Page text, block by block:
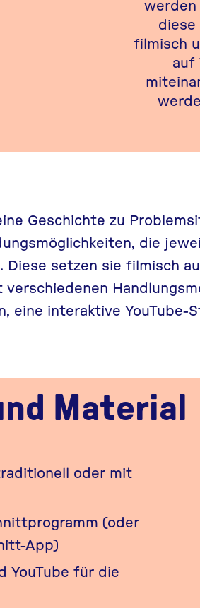
werden
diese
filmisch
auf
Geschichte zu
die
setzen sie filmisch
eine interaktive YouTube-
Material
oder mit
(oder
App)
YouTube für die